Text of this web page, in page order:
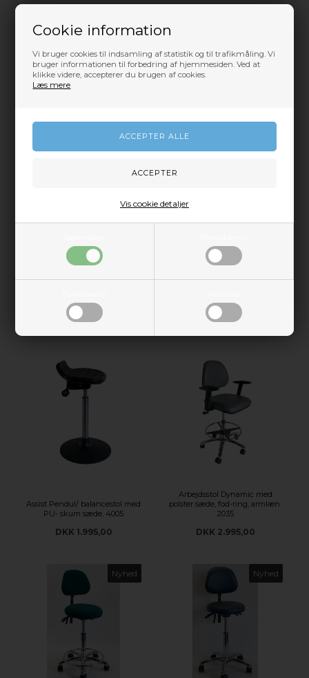
Cookie information
Vi bruger cookies til indsamling af statistik og til trafikmåling. Vi
bruger informationen til forbedring af hjemmesiden. Ved at
klikke videre, accepterer du brugen af cookies.
Læs mere
Vis cookie detaljer
ANDRE KUNDER KIGGER LIGE NU
GODE TILBUD FRA WORKSITT
Assist Pendul/ balancestol med
PU- skum sæde. 4005
DKK 1.995,00
Arbejdsstol Dynamic med
polster sæde, fod-ring, armlæn.
2035
DKK 2.995,00
Nyhed Nyhed